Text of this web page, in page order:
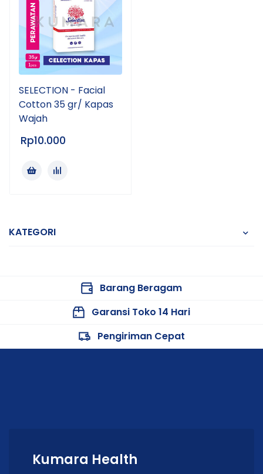
KATEGORI
SELECTION - Facial
Cotton 35 gr/ Kapas
Wajah
Rp10.000
Barang Beragam
Garansi Toko 14 Hari
Pengiriman Cepat
Kumara Health